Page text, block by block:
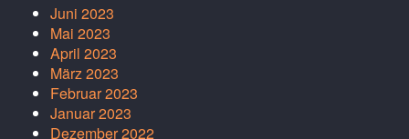
Juni 2023
Mai 2023
April 2023
März 2023
Februar 2023
Januar 2023
Dezember 2022